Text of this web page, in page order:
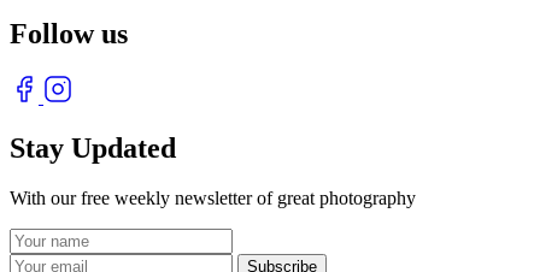
Follow us
Stay Updated
With our free weekly newsletter of great photography